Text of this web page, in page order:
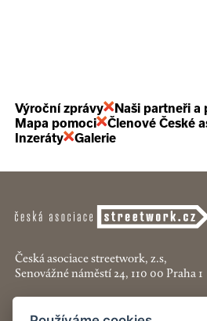
Výroční zprávy
Naši partneři
Mapa pomoci
Členové České
Inzeráty
Galerie
Česká asociace streetwork, z.s,
Senovážné náměstí 24, 110 00 Praha 1
+420 774 913 777